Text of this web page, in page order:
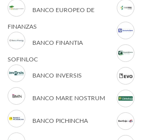
BANCO EUROPEO DE
FINANZAS
BANCO FINANTIA
SOFINLOC
BANCO INVERSIS
BANCO MARE NOSTRUM
BANCO PICHINCHA